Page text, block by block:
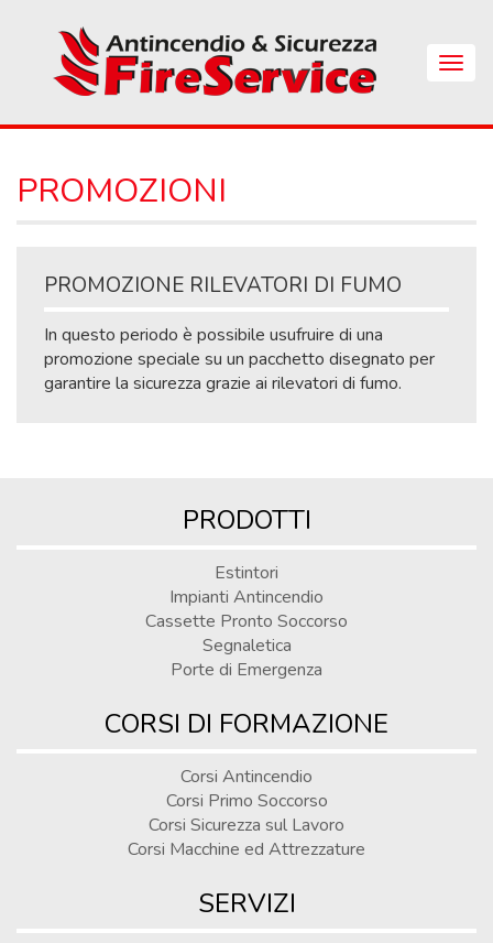
content
Apri
PROMOZIONI
PROMOZIONE RILEVATORI DI FUMO
In questo periodo è possibile usufruire di una
promozione speciale su un pacchetto disegnato per
garantire la sicurezza grazie ai rilevatori di fumo.
PRODOTTI
Estintori
Impianti Antincendio
Cassette Pronto Soccorso
Segnaletica
Porte di Emergenza
CORSI DI FORMAZIONE
Corsi Antincendio
Corsi Primo Soccorso
Corsi Sicurezza sul Lavoro
Corsi Macchine ed Attrezzature
SERVIZI